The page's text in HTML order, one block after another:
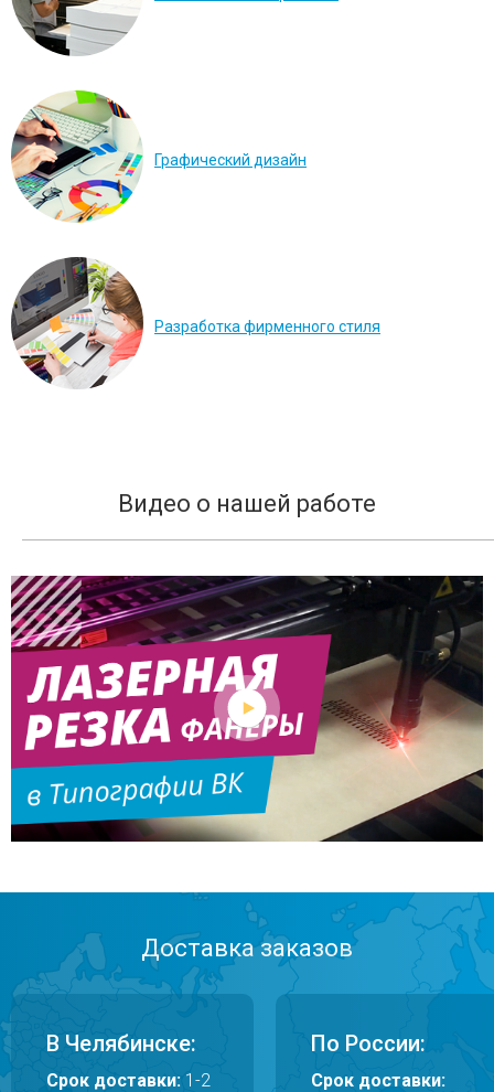
Графический дизайн
Разработка фирменного стиля
Видео о нашей работе
Доставка заказов
В Челябинске:
Срок доставки: 1-2
По России:
Срок доставки: